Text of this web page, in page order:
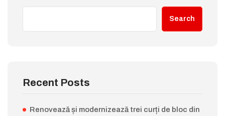
Search
Recent Posts
Renovează și modernizează trei curți de bloc din